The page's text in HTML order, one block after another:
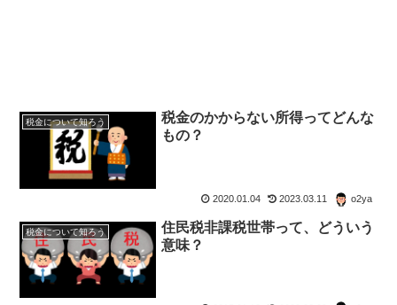
税金について知ろう
税金のかからない所得ってどんな
もの？
2020.01.04 2023.03.11 o2ya
税金について知ろう
住民税非課税世帯って、どういう
意味？